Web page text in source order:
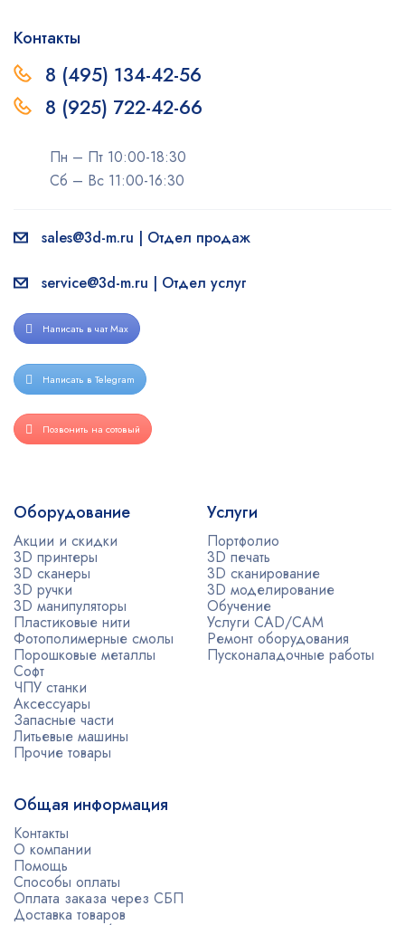
Контакты
8 (495) 134-42-56
8 (925) 722-42-66
Пн – Пт 10:00-18:30
Сб – Вс 11:00-16:30
sales@3d-m.ru | Отдел продаж
service@3d-m.ru | Отдел услуг
Написать в чат Max
Написать в Telegram
Позвонить на сотовый
Оборудование
Акции и скидки
3D принтеры
3D сканеры
3D ручки
3D манипуляторы
Пластиковые нити
Фотополимерные смолы
Порошковые металлы
Софт
ЧПУ станки
Аксессуары
Запасные части
Литьевые машины
Прочие товары
Услуги
Портфолио
3D печать
3D сканирование
3D моделирование
Обучение
Услуги CAD/CAM
Ремонт оборудования
Пусконаладочные работы
Общая информация
Контакты
О компании
Помощь
Способы оплаты
Оплата заказа через СБП
Доставка товаров